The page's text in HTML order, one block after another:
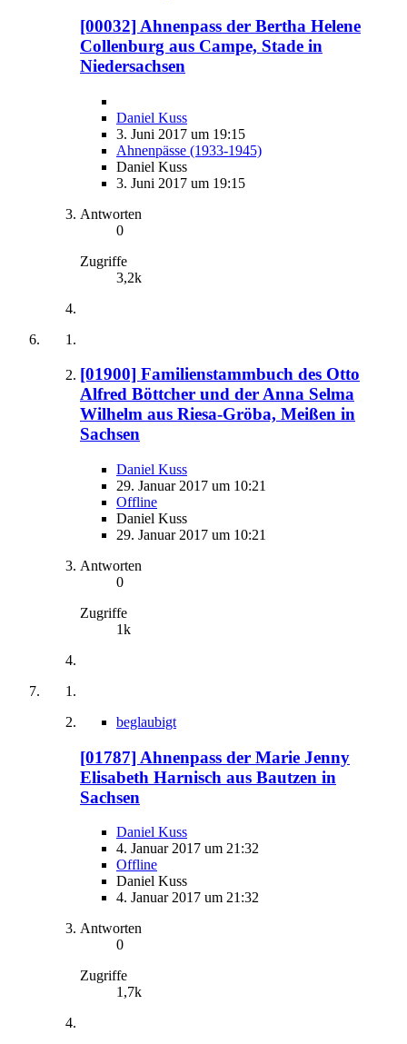
[00032] Ahnenpass der Bertha Helene
Collenburg aus Campe, Stade in
Niedersachsen
Daniel Kuss
3. Juni 2017 um 19:15
Ahnenpässe (1933-1945)
Daniel Kuss
3. Juni 2017 um 19:15
Antworten
0
Zugriffe
3,2k
[01900] Familienstammbuch des Otto
Alfred Böttcher und der Anna Selma
Wilhelm aus Riesa-Gröba, Meißen in
Sachsen
Daniel Kuss
29. Januar 2017 um 10:21
Offline
Daniel Kuss
29. Januar 2017 um 10:21
Antworten
0
Zugriffe
1k
beglaubigt
[01787] Ahnenpass der Marie Jenny
Elisabeth Harnisch aus Bautzen in
Sachsen
Daniel Kuss
4. Januar 2017 um 21:32
Offline
Daniel Kuss
4. Januar 2017 um 21:32
Antworten
0
Zugriffe
1,7k